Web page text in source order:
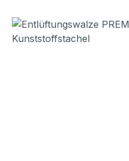
Bildergalerie überspringen